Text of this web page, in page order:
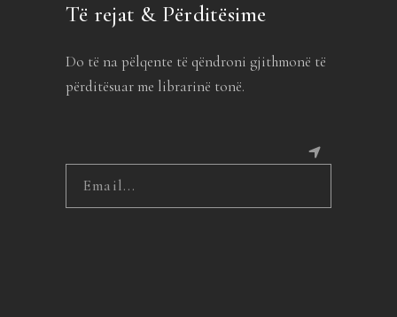
Të rejat & Përditësime
Do të na pëlqente të qëndroni gjithmonë të
përditësuar me librarinë tonë.